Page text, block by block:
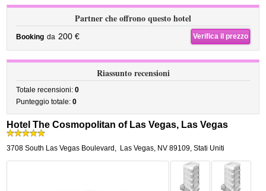
Partner che offrono questo hotel
Booking da 200 € Verifica il prezzo
Riassunto recensioni
Totale recensioni:0
Punteggio totale:0
Hotel The Cosmopolitan of Las Vegas, Las Vegas
3708 South Las Vegas Boulevard , Las Vegas, NV 89109, Stati Uniti